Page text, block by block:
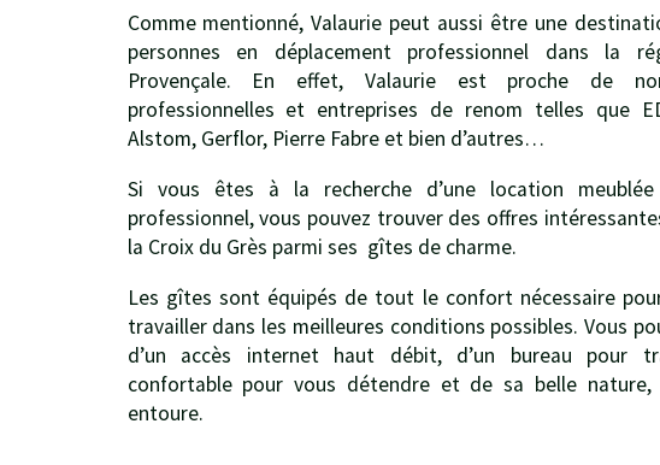
Comme mentionné, Valaurie peut aussi être une
personnes en déplacement professionnel dans la
Provençale. En effet, Valaurie est proche de
professionnelles et entreprises de renom telles que
Alstom, Gerflor, Pierre Fabre et bien d’autres…
Si vous êtes à la recherche d’une location
professionnel, vous pouvez trouver des offres
la Croix du Grès parmi ses gîtes de charme.
Les gîtes sont équipés de tout le confort nécessaire
travailler dans les meilleures conditions possibles. Vous
d’un accès internet haut débit, d’un bureau pour
confortable pour vous détendre et de sa belle nature,
entoure.